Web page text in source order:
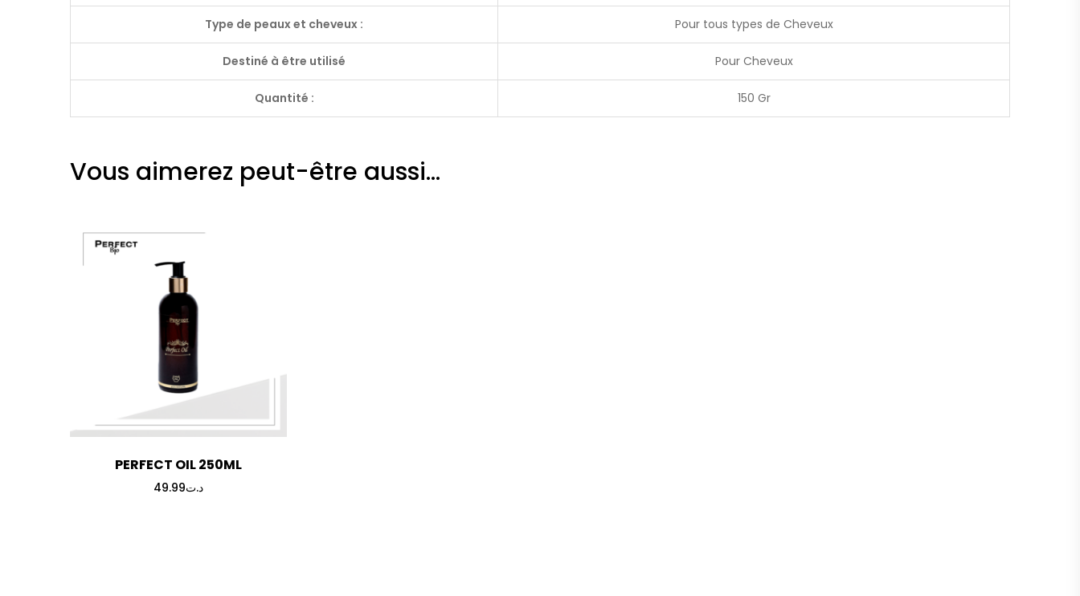
Type de peaux et cheveux : Pour tous types de Cheveux
Destiné à être utilisé Pour Cheveux
Quantité : 150 Gr
Vous aimerez peut-être aussi…
PERFECT OIL 250ML
د.ت49.99